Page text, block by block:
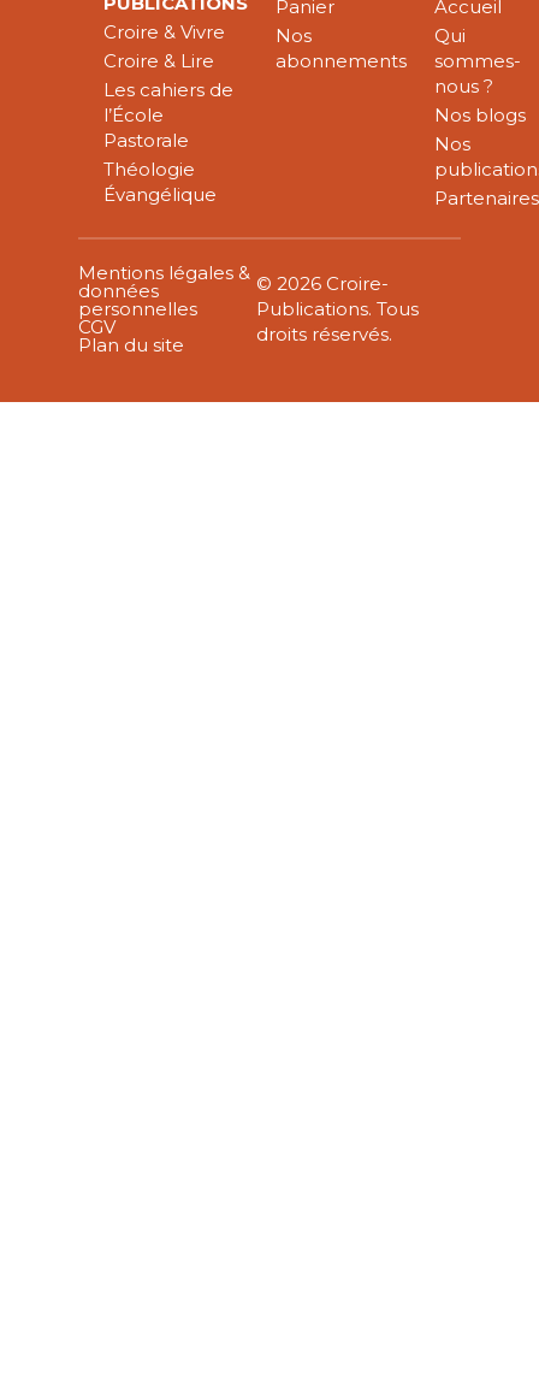
Croire & Vivre
Croire & Lire
Les cahiers de
l’École
Pastorale
Théologie
Évangélique
Panier
Nos
abonnements
Accueil
Qui
sommes-
nous ?
Nos blogs
Nos
Partenaires
Mentions légales &
données
personnelles
CGV
Plan du site
© 2026 Croire-
Publications. Tous
droits réservés.